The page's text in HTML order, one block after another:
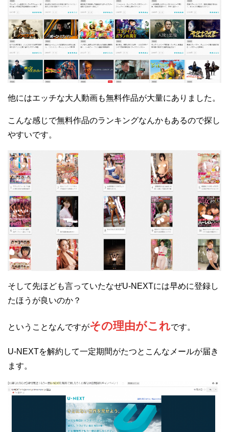
他にはエッチな大人動画も無料作品が大量にありました。
こんな感じで無料作品のランキングなんかもあるので探し
やすいです。
そして先ほども言っていたなぜU-NEXTには早めに登録し
たほうが良いのか？
ということなんですがその理由がこれです。
U-NEXTを解約して一定期間がたつとこんなメールが届き
ます。